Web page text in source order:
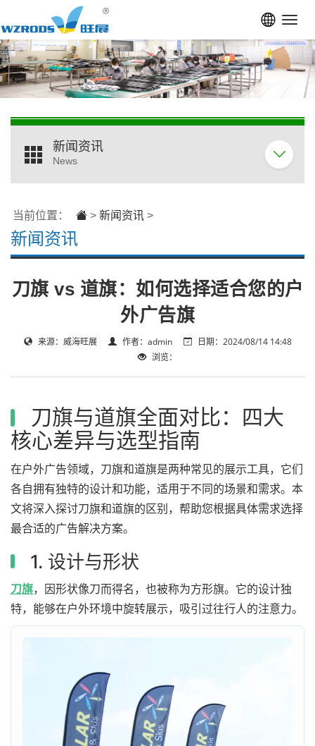
新闻资讯
当前位置： > 新闻资讯 >
刀旗 vs 道旗：如何选择适合您的户
外广告旗
来源：威海旺展 作者：admin
日期：2024/08/14 14:48
浏览：
刀旗与道旗全面对比：四大
核心差异与选型指南
在户外广告领域，刀旗和道旗是两种常见的展示工具，它们
各自拥有独特的设计和功能，适用于不同的场景和需求。本
文将深入探讨刀旗和道旗的区别，帮助您根据具体需求选择
最合适的广告解决方案。
1. 设计与形状
刀旗，因形状像刀而得名，也被称为方形旗。它的设计独
特，能够在户外环境中旋转展示，吸引过往行人的注意力。
新闻资讯
News